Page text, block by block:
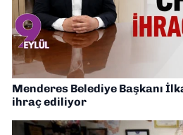
Menderes Belediye Başkanı
ihraç ediliyor